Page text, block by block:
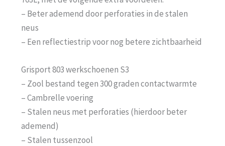
– Beter ademend door perforaties in de stalen
neus
– Een reflectiestrip voor nog betere zichtbaarheid
Grisport 803 werkschoenen S3
– Zool bestand tegen 300 graden contactwarmte
– Cambrelle voering
– Stalen neus met perforaties (hierdoor beter
ademend)
– Stalen tussenzool